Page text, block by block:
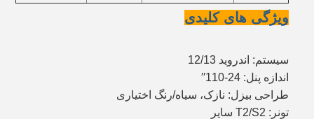
ویژگی های کلیدی
سیستم: اندروید 12/13
اندازه پنل: 24-110′′
طراحی بیزل: نازک، سیاه/رنگ اختیاری
تونر: T2/S2 سایر